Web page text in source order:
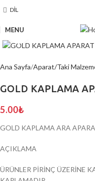
DIL
MENU
Ana Sayfa Aparat/Taki
GOLD KAPLAMA
5.00₺
GOLD KAPLAMA ARA
AÇIKLAMA
ÜRÜNLER PİRİNÇ ÜZERİNE